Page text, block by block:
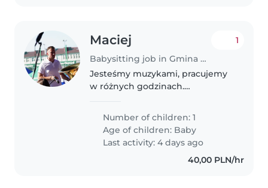
Maciej
Babysitting job in Gmina Chynów
1
Jesteśmy muzykami, pracujemy
w różnych godzinach.
można lanować plan na miesiąc
do przodu.
Number of children: 1
Age of children: Baby
Last activity: 4 days ago
40,00 PLN/hr